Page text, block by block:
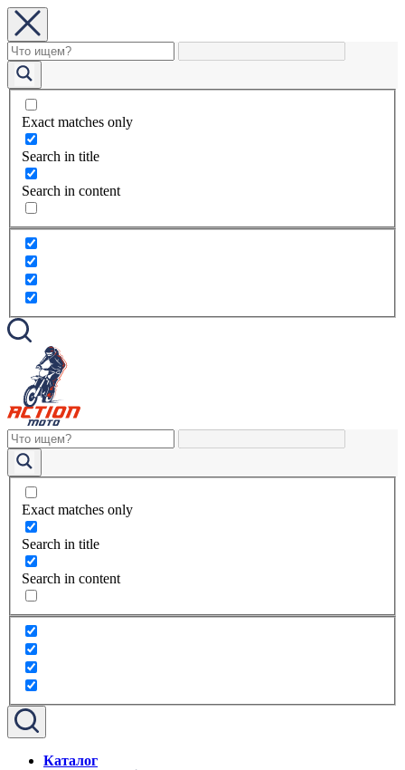
Exact matches only
Search in title
Search in content
Exact matches only
Search in title
Search in content
Каталог